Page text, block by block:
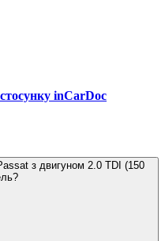
inCarDoc
з двигуном 2.0 TDI (150